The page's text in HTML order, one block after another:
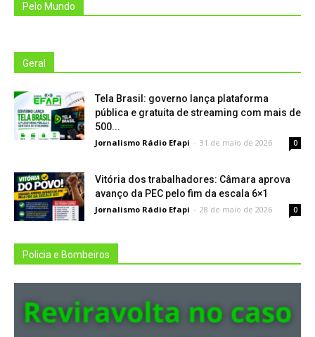
Pelo Mundo
Geral
Tela Brasil: governo lança plataforma
pública e gratuita de streaming com mais de
500...
Jornalismo Rádio Efapi - 31 de maio de 2026 0
Vitória dos trabalhadores: Câmara aprova
avanço da PEC pelo fim da escala 6×1
Jornalismo Rádio Efapi - 28 de maio de 2026 0
Policia e Bombeiros